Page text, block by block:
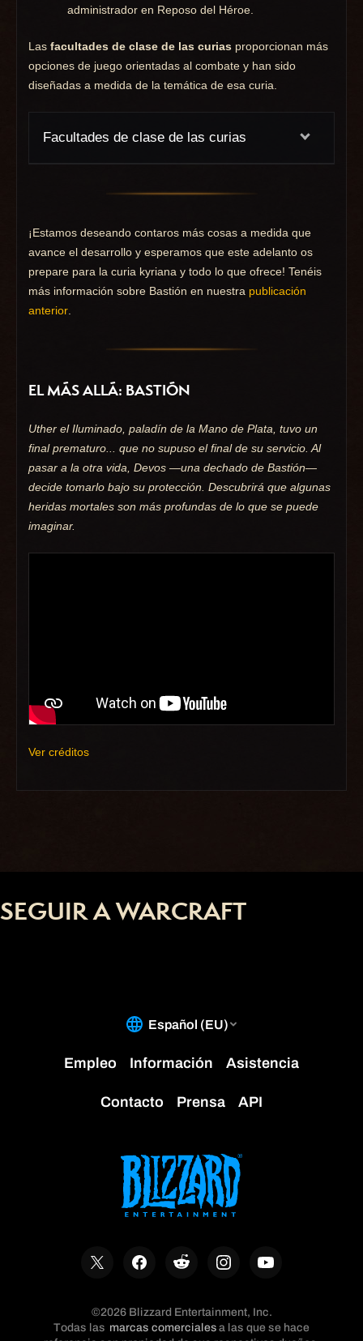
administrador en Reposo del Héroe.
Las facultades de clase de las curias proporcionan más
opciones de juego orientadas al combate y han sido
diseñadas a medida de la temática de esa curia.
Facultades de clase de las curias
¡Estamos deseando contaros más cosas a medida que
avance el desarrollo y esperamos que este adelanto os
prepare para la curia kyriana y todo lo que ofrece! Tenéis
más información sobre Bastión en nuestra publicación
anterior
EL MÁS ALLÁ: BASTIÓN
Uther el Iluminado, paladín de la Mano de Plata, tuvo un
final prematuro... que no supuso el final de su servicio. Al
pasar a la otra vida, Devos —una dechado de Bastión—
decide tomarlo bajo su protección. Descubrirá que algunas
heridas mortales son más profundas de lo que se puede
imaginar.
Ver créditos
SEGUIR A WARCRAFT